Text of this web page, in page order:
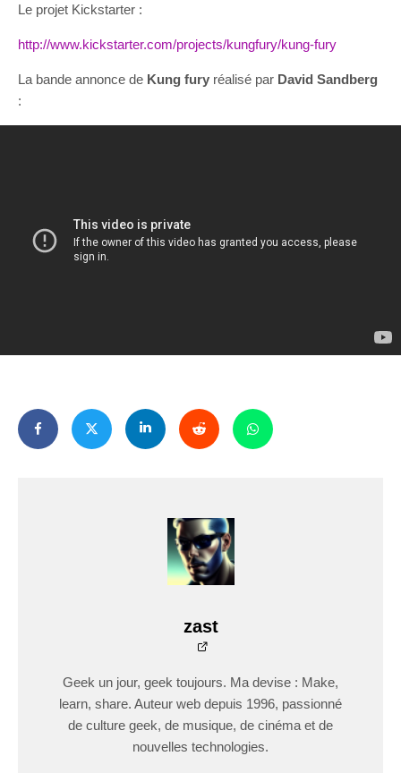
Le projet Kickstarter :
http://www.kickstarter.com/projects/kungfury/kung-fury
La bande annonce de Kung fury réalisé par David Sandberg
:
zast
Geek un jour, geek toujours. Ma devise : Make,
learn, share. Auteur web depuis 1996, passionné
de culture geek, de musique, de cinéma et de
nouvelles technologies.